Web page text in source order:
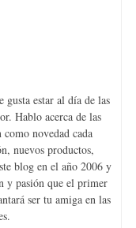
estar al día de las
Hablo acerca de las
como novedad cada
nuevos productos,
blog en el año 2006 y
y pasión que el primer
ser tu amiga en las